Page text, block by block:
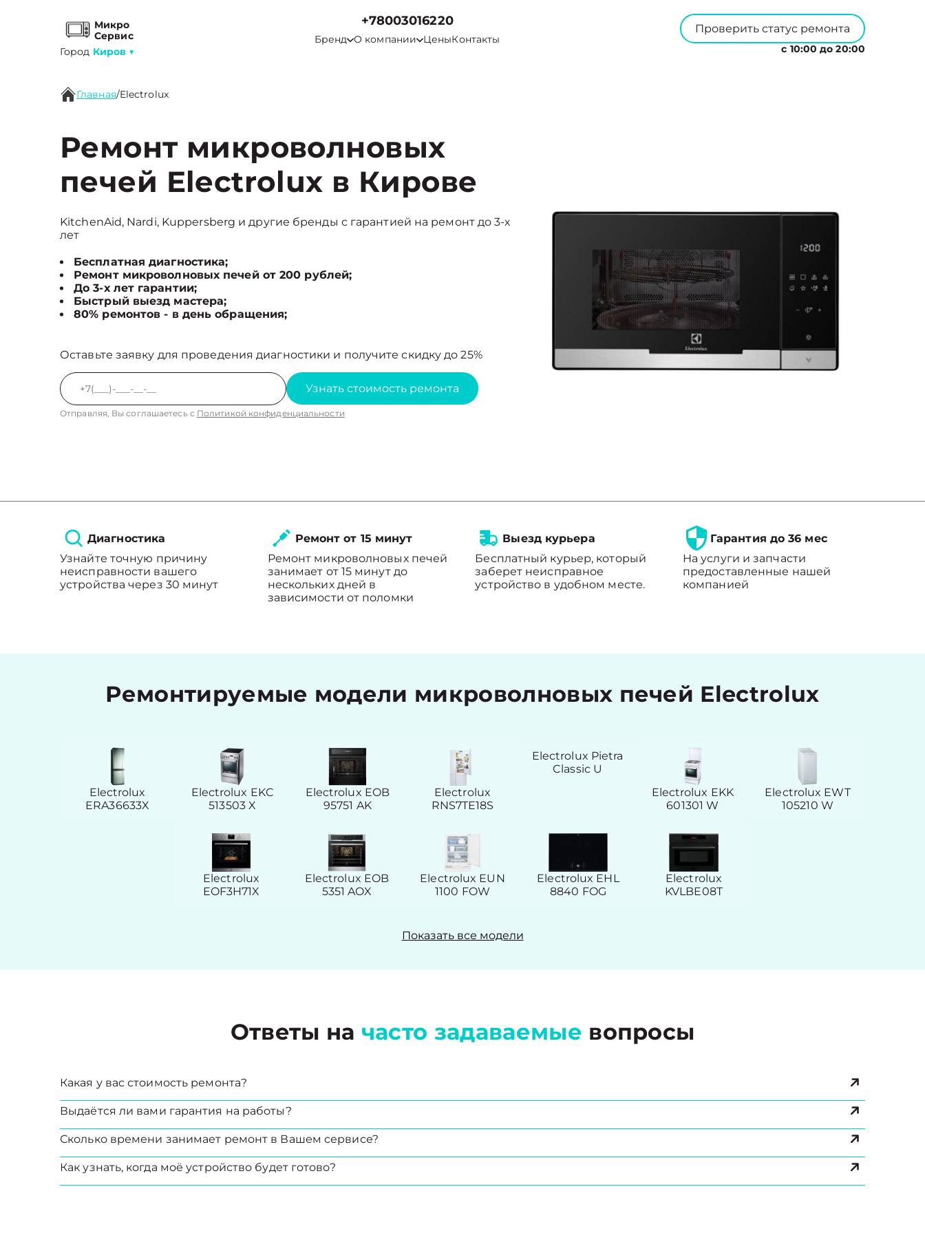
Микро
Сервис
Город Киров ▼
+78003016220
Бренд О компании ЦеныКонтакты
Проверить статус ремонта
с 10:00 до 20:00
Главная/Electrolux
Ремонт микроволновых
печей Electrolux в Кирове
KitchenAid, Nardi, Kuppersberg и другие бренды с гарантией на ремонт до 3-х
лет
Бесплатная диагностика;
Ремонт микроволновых печей от 200 рублей;
До 3-х лет гарантии;
Быстрый выезд мастера;
80% ремонтов - в день обращения;
Оставьте заявку для проведения диагностики и получите скидку до 25%
Узнать стоимость ремонта
Отправляя, Вы соглашаетесь с Политикой конфиденциальности
Диагностика
Узнайте точную причину
неисправности вашего
устройства через 30 минут
Ремонт от 15 минут
Ремонт микроволновых печей
занимает от 15 минут до
нескольких дней в
зависимости от поломки
Выезд курьера
Бесплатный курьер, который
заберет неисправное
устройство в удобном месте.
Гарантия до 36 мес
На услуги и запчасти
предоставленные нашей
компанией
Ремонтируемые модели микроволновых печей Electrolux
Electrolux
ERA36633X
Electrolux EKC
513503 X
Electrolux EOB
95751 AK
Electrolux
RNS7TE18S
Electrolux Pietra
Classic U
Electrolux EKK
601301 W
Electrolux EWT
105210 W
Electrolux
EOF3H71X
Electrolux EOB
5351 AOX
Electrolux EUN
1100 FOW
Electrolux EHL
8840 FOG
Electrolux
KVLBE08T
Показать все модели
Ответы на часто задаваемые вопросы
Какая у вас стоимость ремонта?
Выдаётся ли вами гарантия на работы?
Сколько времени занимает ремонт в Вашем сервисе?
Как узнать, когда моё устройство будет готово?